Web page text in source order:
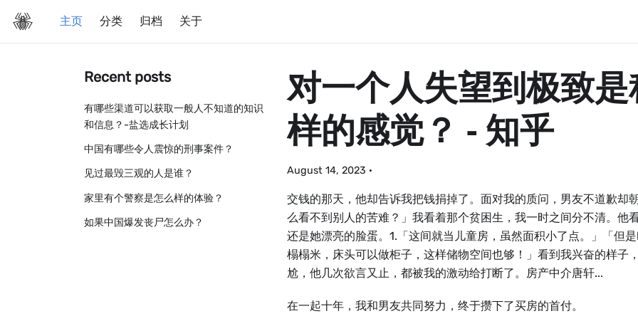
主页 分类 归档 关于
Recent posts
有哪些渠道可以获取一般人不知道的知识
和信息？-盐选成长计划
中国有哪些令人震惊的刑事案件？
见过最毁三观的人是谁？
家里有个警察是怎么样的体验？
如果中国爆发丧尸怎么办？
对一个人失望到极致
样的感觉？ - 知乎
August 14, 2023 ·
交钱的那天，他却告诉我把钱捐掉了。面对我的质问，男友不道歉却
么看不到别⼈的苦难？」我看着那个贫困⽣，我⼀时之间分不清。他
还是她漂亮的脸蛋。1.「这间就当儿童房，虽然面积小了点。」「但
榻榻米，床头可以做柜子，这样储物空间也够！」看到我兴奋的样子
尬，他几次欲言又止，都被我的激动给打断了。房产中介唐轩...
在⼀起十年，我和男友共同努力，终于攒下了买房的首付。